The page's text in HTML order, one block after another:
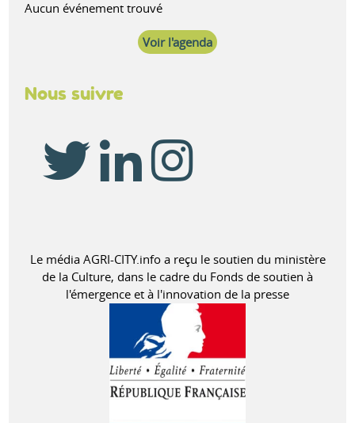
Aucun événement trouvé
Voir l'agenda
Nous suivre
Le média AGRI-CITY.info a reçu le soutien du ministère
de la Culture, dans le cadre du Fonds de soutien à
l'émergence et à l'innovation de la presse